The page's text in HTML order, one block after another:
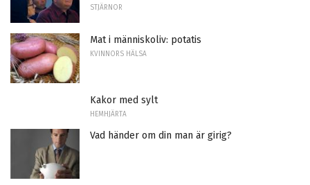
STJÄRNOR
Mat i människoliv: potatis
KVINNORS HÄLSA
Kakor med sylt
HEMHJÄRTA
Vad händer om din man är girig?